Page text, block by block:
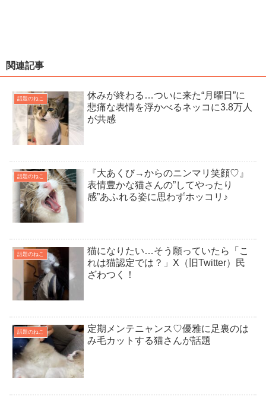
関連記事
話題のねこ
休みが終わる…ついに来た“月曜日”に
悲痛な表情を浮かべるネッコに3.8万人
が共感
話題のねこ
『大あくび→からのニンマリ笑顔♡』
表情豊かな猫さんの”してやったり
感”あふれる姿に思わずホッコリ♪
話題のねこ
猫になりたい…そう願っていたら「こ
れは猫認定では？」X（旧Twitter）民
ざわつく！
話題のねこ
定期メンテニャンス♡優雅に足裏のは
み毛カットする猫さんが話題